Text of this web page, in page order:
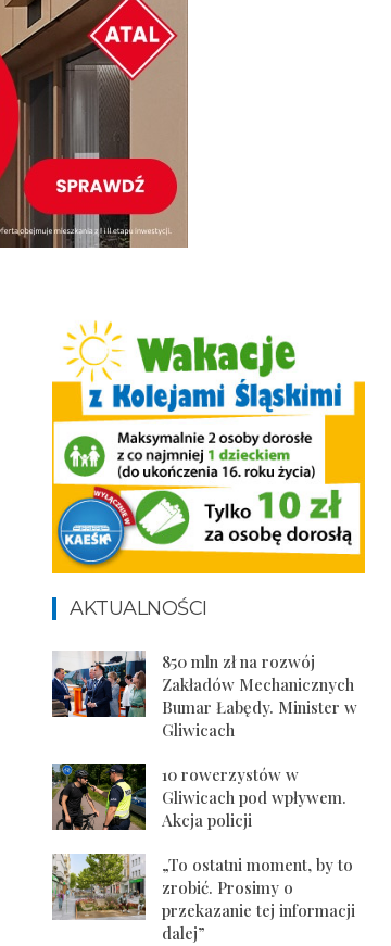
AKTUALNOŚCI
850 mln zł na rozwój
Zakładów Mechanicznych
Bumar Łabędy. Minister w
Gliwicach
10 rowerzystów w
Gliwicach pod wpływem.
Akcja policji
„To ostatni moment, by to
zrobić. Prosimy o
przekazanie tej informacji
dalej”